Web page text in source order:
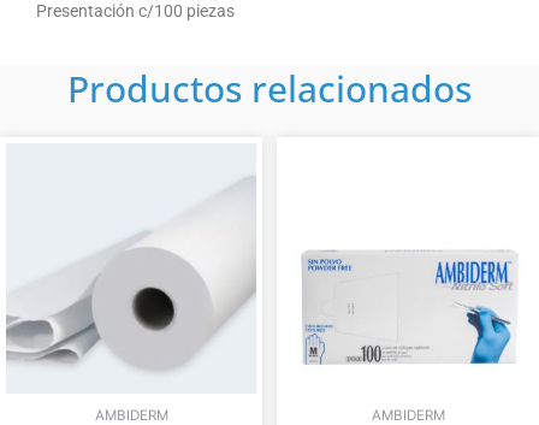
Presentación c/100 piezas
Productos relacionados
AMBIDERM AMBIDERM